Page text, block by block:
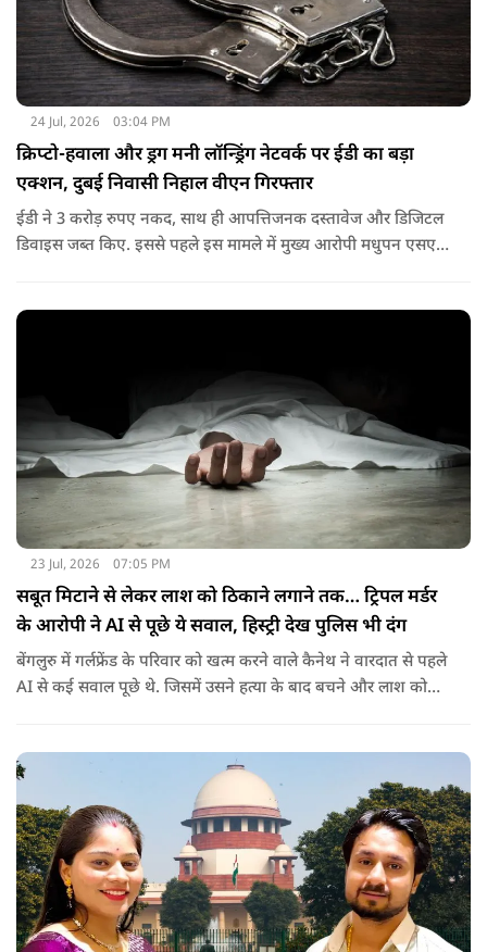
24 Jul, 2026 03:04 PM
क्रिप्टो-हवाला और ड्रग मनी लॉन्ड्रिंग नेटवर्क पर ईडी का बड़ा
एक्शन, दुबई निवासी निहाल वीएन गिरफ्तार
ईडी ने 3 करोड़ रुपए नकद, साथ ही आपत्तिजनक दस्तावेज और डिजिटल
डिवाइस जब्त किए. इससे पहले इस मामले में मुख्य आरोपी मधुपन एसएस
23 Jul, 2026 07:05 PM
सबूत मिटाने से लेकर लाश को ठिकाने लगाने तक… ट्रिपल मर्डर
के आरोपी ने AI से पूछे ये सवाल, हिस्ट्री देख पुलिस भी दंग
बेंगलुरु में गर्लफ्रेंड के परिवार को खत्म करने वाले कैनेथ ने वारदात से पहले
AI से कई सवाल पूछे थे. जिसमें उसने हत्या के बाद बचने और लाश को